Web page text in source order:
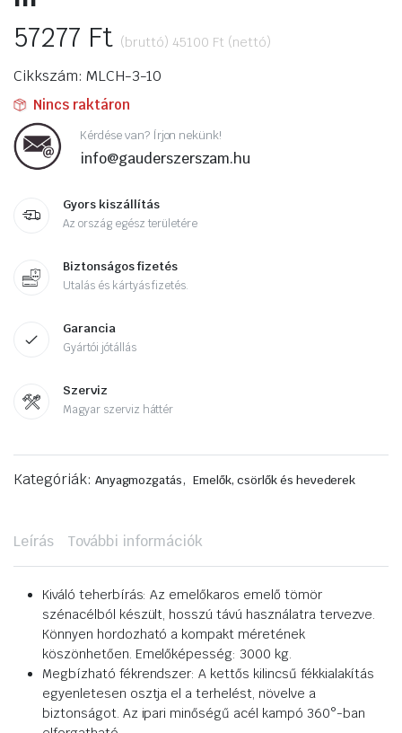
57277 Ft (bruttó) 45100 Ft (nettó)
Cikkszám: MLCH-3-10
Nincs raktáron
Kérdése van? Írjon nekünk!
info@gauderszerszam.hu
Gyors kiszállítás
Az ország egész területére
Biztonságos fizetés
Utalás és kártyás fizetés.
Garancia
Gyártói jótállás
Szerviz
Magyar szerviz háttér
Kategóriák: Anyagmozgatás, Emelők, csörlők és hevederek
Leírás További információk
Kiváló teherbírás: Az emelőkaros emelő tömör
szénacélból készült, hosszú távú használatra tervezve.
Könnyen hordozható a kompakt méretének
köszönhetően. Emelőképesség: 3000 kg.
Megbízható fékrendszer: A kettős kilincsű fékkialakítás
egyenletesen osztja el a terhelést, növelve a
biztonságot. Az ipari minőségű acél kampó 360°-ban